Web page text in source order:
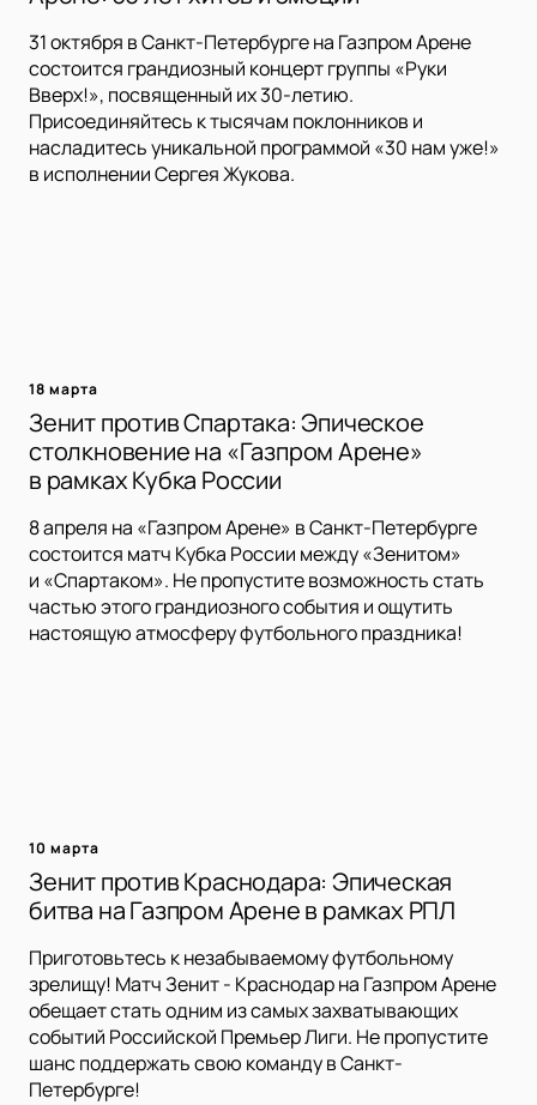
31 октября в Санкт-Петербурге на Газпром Арене
состоится грандиозный концерт группы «Руки
Вверх!», посвященный их 30-летию.
Присоединяйтесь к тысячам поклонников и
насладитесь уникальной программой «30 нам уже!»
в исполнении Сергея Жукова.
18 марта
Зенит против Спартака: Эпическое
столкновение на «Газпром Арене»
в рамках Кубка России
8 апреля на «Газпром Арене» в Санкт-Петербурге
состоится матч Кубка России между «Зенитом»
и «Спартаком». Не пропустите возможность стать
частью этого грандиозного события и ощутить
настоящую атмосферу футбольного праздника!
10 марта
Зенит против Краснодара: Эпическая
битва на Газпром Арене в рамках РПЛ
Приготовьтесь к незабываемому футбольному
зрелищу! Матч Зенит - Краснодар на Газпром Арене
обещает стать одним из самых захватывающих
событий Российской Премьер Лиги. Не пропустите
шанс поддержать свою команду в Санкт-
Петербурге!